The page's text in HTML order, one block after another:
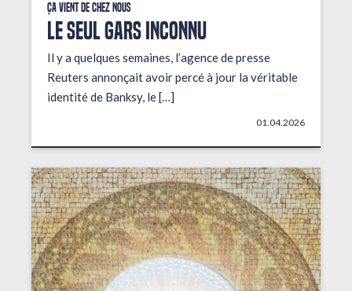
Ça vient de chez nous
LE SEUL GARS INCONNU
Il y a quelques semaines, l’agence de presse
Reuters annonçait avoir percé à jour la véritable
identité de Banksy, le […]
01.04.2026